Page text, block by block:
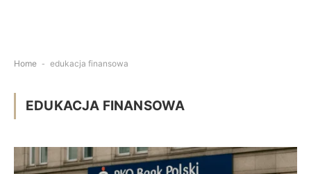
Home - edukacja finansowa
EDUKACJA FINANSOWA